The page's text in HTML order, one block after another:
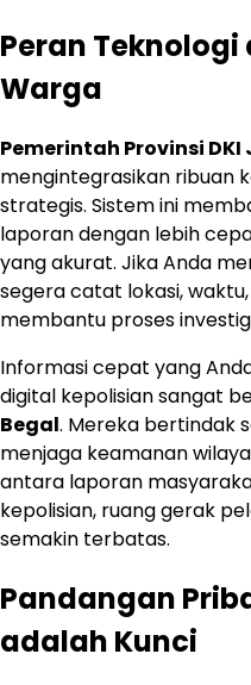
Peran
Warga
Pemerintah Provinsi
mengintegrasikan ribuan
strategis. Sistem ini
laporan dengan lebih
yang akurat. Jika Anda
segera catat lokasi,
membantu proses
Informasi cepat yang
digital kepolisian sangat
Begal. Mereka bertindak
menjaga keamanan
antara laporan
kepolisian, ruang gerak
semakin terbatas.
Pandangan
adalah Kunci